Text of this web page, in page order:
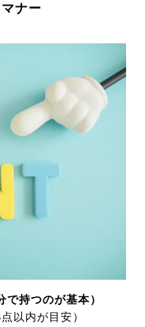
ナー
で持つのが基本）
以内が目安）